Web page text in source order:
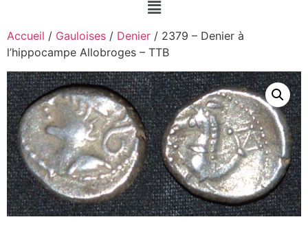
Accueil / Gauloises / Denier / 2379 – Denier à
l’hippocampe Allobroges – TTB